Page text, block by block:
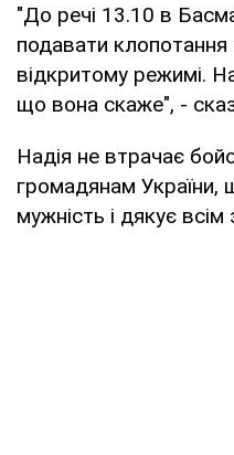
"До речі 13.10 в
подавати
відкритому режимі.
що вона скаже", -
Надія не втрачає
громадянам України,
мужність і дякує всім